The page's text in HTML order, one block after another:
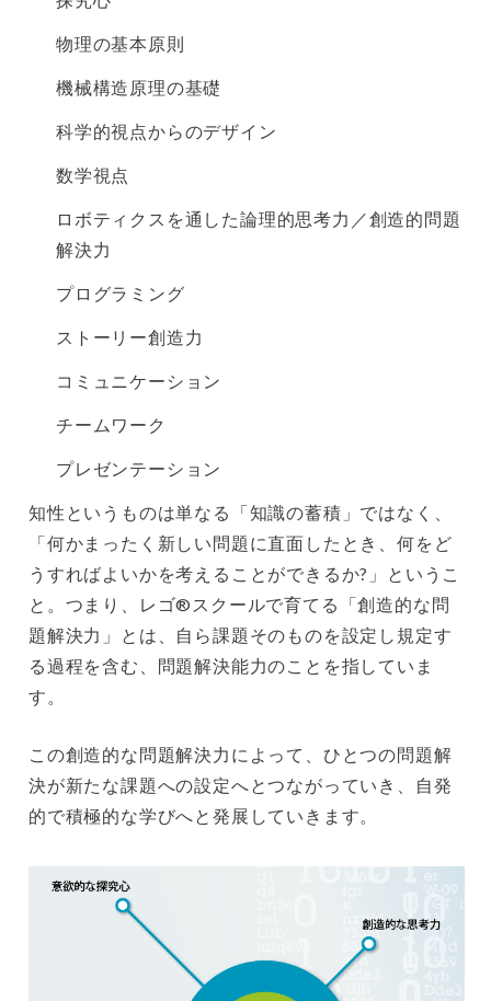
物理の基本原則
機械構造原理の基礎
科学的視点からのデザイン
数学視点
ロボティクスを通した論理的思考力／創造的問題
解決力
プログラミング
ストーリー創造力
コミュニケーション
チームワーク
プレゼンテーション
知性というものは単なる「知識の蓄積」ではなく、
「何かまったく新しい問題に直面したとき、何をど
うすればよいかを考えることができるか?」というこ
と。つまり、レゴ®スクールで育てる「創造的な問
題解決力」とは、自ら課題そのものを設定し規定す
る過程を含む、問題解決能力のことを指していま
す。
この創造的な問題解決力によって、ひとつの問題解
決が新たな課題への設定へとつながっていき、自発
的で積極的な学びへと発展していきます。